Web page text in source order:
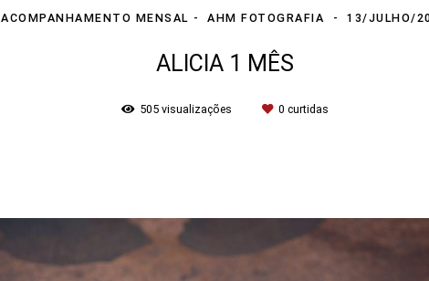
ACOMPANHAMENTO MENSAL AHM FOTOGRAFIA 13/JULHO/
ALICIA 1 MÊS
505visualizações 0 curtidas